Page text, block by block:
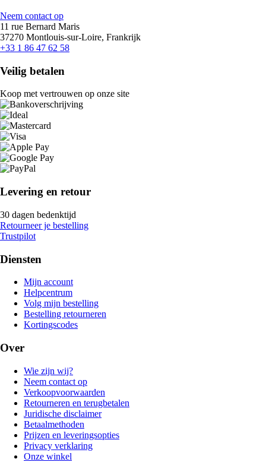
Neem contact op
11 rue Bernard Maris
37270 Montlouis-sur-Loire, Frankrijk
+33 1 86 47 62 58
Veilig betalen
Koop met vertrouwen op onze site
Levering en retour
30 dagen bedenktijd
Retourneer je bestelling
Trustpilot
Diensten
Mijn account
Helpcentrum
Volg mijn bestelling
Bestelling retourneren
Kortingscodes
Over
Wie zijn wij?
Neem contact op
Verkoopvoorwaarden
Retourneren en terugbetalen
Juridische disclaimer
Betaalmethoden
Prijzen en leveringsopties
Privacy verklaring
Onze winkel